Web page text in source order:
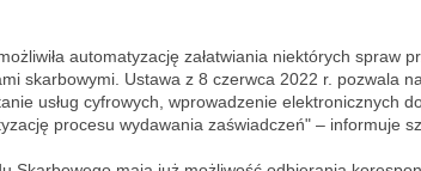
automatyzację załatwiania niektórych spraw
skarbowymi. Ustawa z 8 czerwca 2022 r. pozwala
usług cyfrowych, wprowadzenie elektronicznych
procesu wydawania zaświadczeń" – informuje